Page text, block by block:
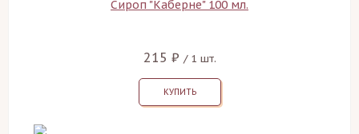
Сироп "Каберне" 100 мл.
215 ₽ / 1 шт.
КУПИТЬ